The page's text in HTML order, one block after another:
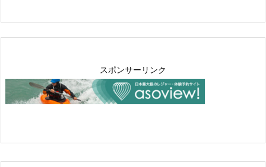
スポンサーリンク